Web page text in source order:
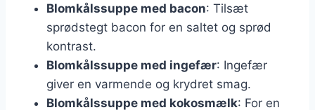
Blomkålssuppe med bacon: Tilsæt
sprødstegt bacon for en saltet og sprød
kontrast.
Blomkålssuppe med ingefær: Ingefær
giver en varmende og krydret smag.
Blomkålssuppe med kokosmælk: For en